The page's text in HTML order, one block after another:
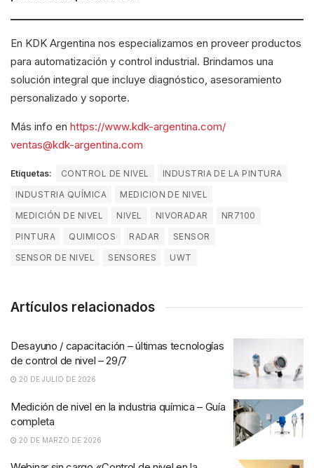
En KDK Argentina nos especializamos en proveer productos
para automatización y control industrial. Brindamos una
solución integral que incluye diagnóstico, asesoramiento
personalizado y soporte.
Más info en https://www.kdk-argentina.com/
ventas@kdk-argentina.com
Etiquetas: CONTROL DE NIVEL
INDUSTRIA DE LA PINTURA
INDUSTRIA QUÍMICA
MEDICION DE NIVEL
MEDICIÓN DE NIVEL
NIVEL NIVORADAR
NR7100
PINTURA
QUIMICOS RADAR
SENSOR
SENSOR DE NIVEL
SENSORES UWT
Artículos relacionados
Desayuno / capacitación – últimas tecnologías
de control de nivel – 29/7
20 DE JULIO DE 2026
Medición de nivel en la industria química – Guía
completa
20 DE MARZO DE 2026